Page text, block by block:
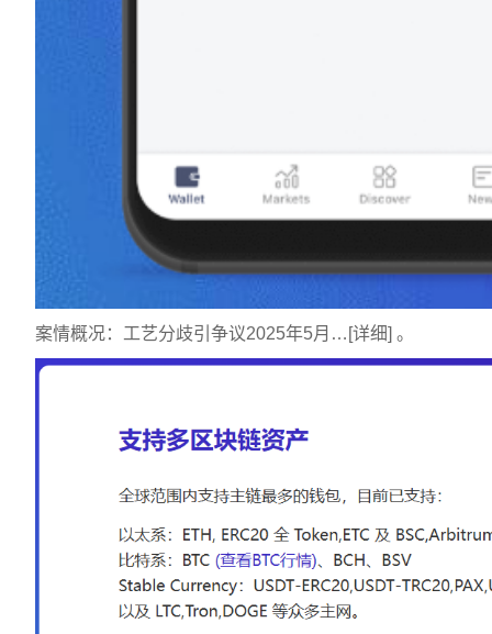
案情概况：工艺分歧引争议2025年5月…[详细] 。